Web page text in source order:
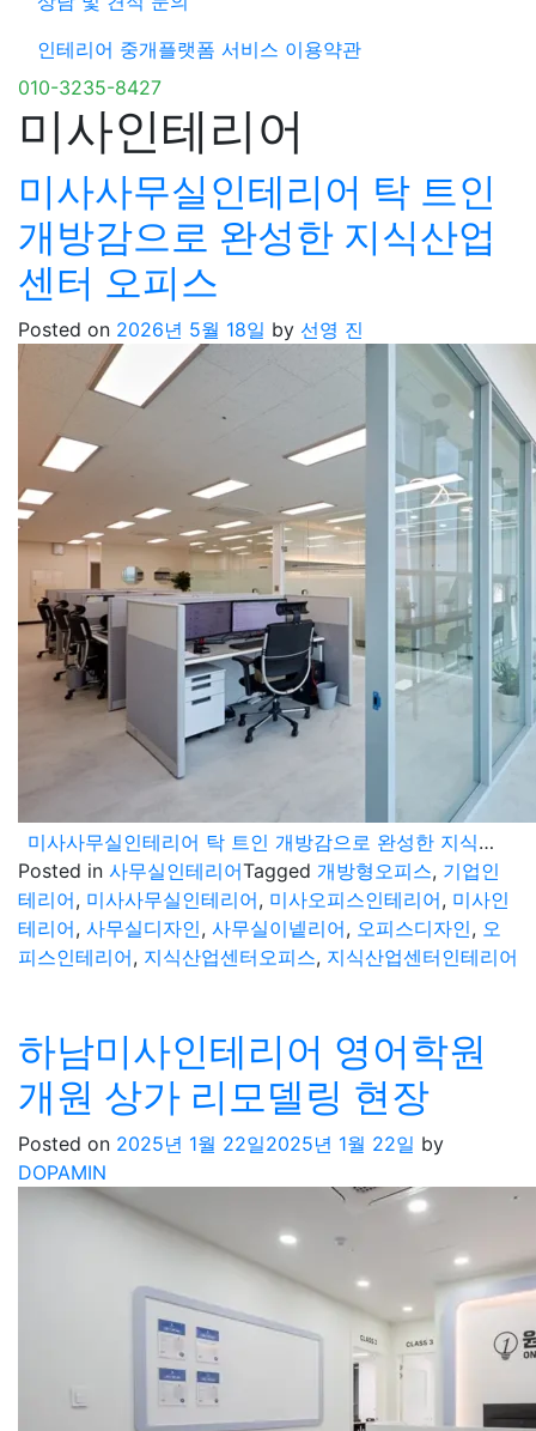
인테리어 중개플랫폼 서비스 이용약관
010-3235-8427
미사인테리어
미사사무실인테리어 탁 트인
개방감으로 완성한 지식산업
센터 오피스
Posted on 2026년 5월 18일 by 선영 진
미사사무실인테리어 탁 트인 개방감으로 완성한 지식산업센터 오피스
Posted in 사무실인테리어Tagged 개방형오피스, 기업인
테리어, 미사사무실인테리어, 미사오피스인테리어, 미사인
테리어, 사무실디자인, 사무실이넽리어, 오피스디자인, 오
피스인테리어, 지식산업센터오피스, 지식산업센터인테리어
하남미사인테리어 영어학원
개원 상가 리모델링 현장
Posted on 2025년 1월 22일2025년 1월 22일 by
DOPAMIN